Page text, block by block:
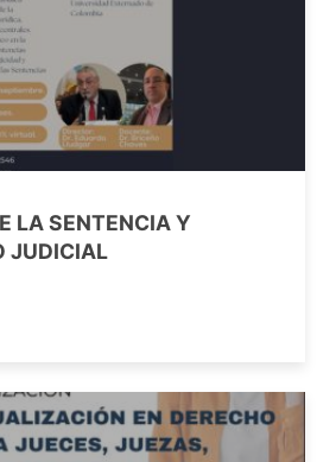
LA SENTENCIA Y
JUDICIAL